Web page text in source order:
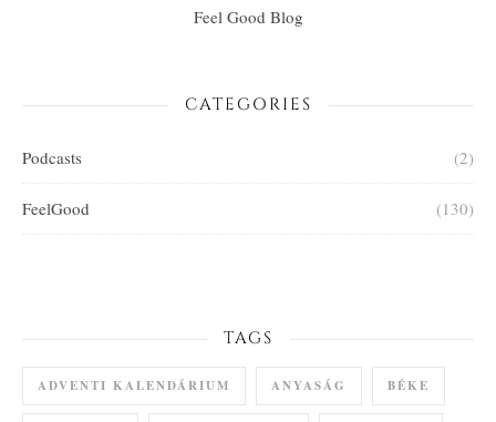
Feel Good Blog
CATEGORIES
Podcasts (2)
FeelGood (130)
TAGS
ADVENTI KALENDÁRIUM ANYASÁG BÉKE